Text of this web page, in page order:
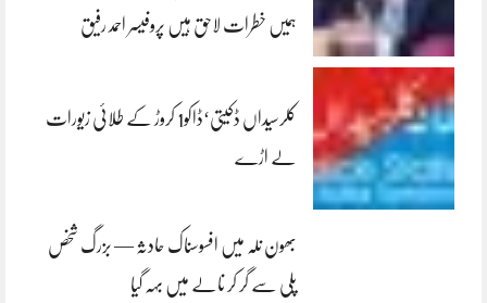
ہمیں خطرات لاحق ہیں پروفیسر احمد رفیق
کلرسیداں ڈکیتی‘ڈاکو1 کروڑ کے طلائی زیورات
لے اڑے
بھون نلہ میں افسوسناک حادثہ — بزرگ شخص
پلی سے گر کر نالے میں بہہ گیا